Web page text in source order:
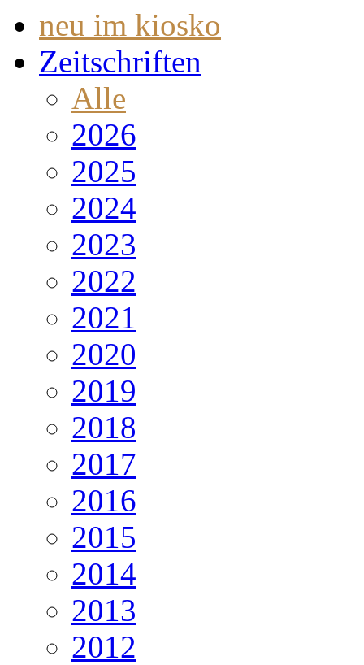
neu im kiosko
Zeitschriften
Alle
2026
2025
2024
2023
2022
2021
2020
2019
2018
2017
2016
2015
2014
2013
2012